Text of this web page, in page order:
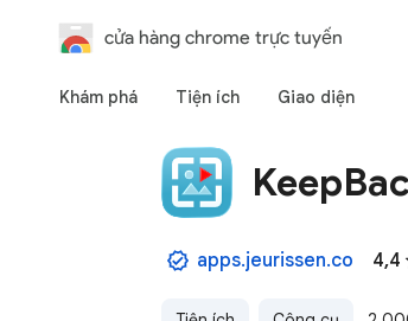
cửa hàng chrome trực tuyến
Khám phá Tiện ích Giao diện
apps.jeurissen.co 4,4